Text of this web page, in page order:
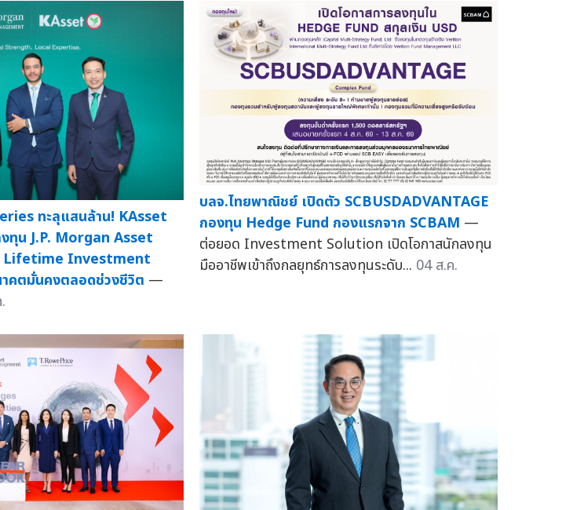
ทะลุแสนล้าน! KAsset
ทุน J.P. Morgan Asset
Lifetime Investment
คตมั่นคงตลอดช่วงชีวิต —
บลจ.ไทยพาณิชย์ เปิดตัว SCBUSDADVANTAGE
กองทุน Hedge Fund กองแรกจาก SCBAM —
ต่อยอด Investment Solution เปิดโอกาสนักลงทุน
มืออาชีพเข้าถึงกลยุทธ์การลงทุนระดับ... 04 ส.ค.